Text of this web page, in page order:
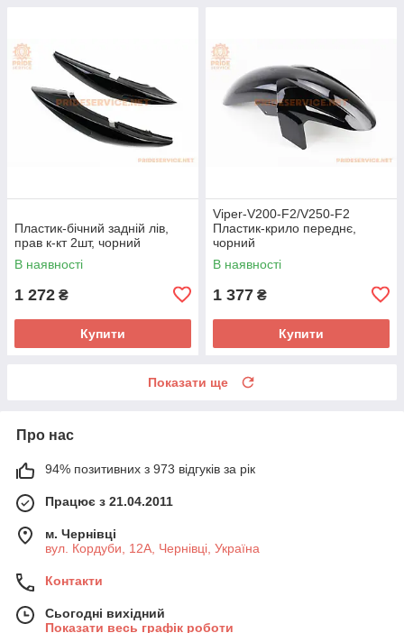
Пластик-бічний задній лів,
прав к-кт 2шт, чорний
В наявності
1 272 ₴
Купити
Viper-V200-F2/V250-F2
Пластик-крило переднє,
чорний
В наявності
1 377 ₴
Купити
Показати ще
Про нас
94% позитивних з 973 відгуків за рік
Працює з 21.04.2011
м. Чернівці
вул. Кордуби, 12А, Чернівці, Україна
Контакти
Сьогодні вихідний
Показати весь графік роботи